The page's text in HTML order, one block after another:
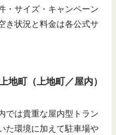
・サイズ・キャンペーン
き状況と料金は各公式サ
地町（上地町／屋内）
では貴重な屋内型トラン
た環境に加えて駐車場や